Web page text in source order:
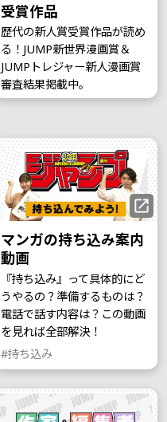
受賞作品
歴代の新人賞受賞作品が読め
る！JUMP新世界漫画賞＆
JUMPトレジャー新人漫画賞
審査結果掲載中。
マンガの持ち込み案内
動画
『持ち込み』って具体的にど
うやるの？準備するものは？
電話で話す内容は？この動画
を見れば全部解決！
#持ち込み